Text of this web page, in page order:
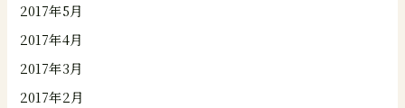
2017年5月
2017年4月
2017年3月
2017年2月